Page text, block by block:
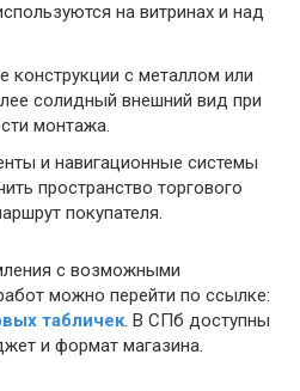
на витринах и над
конструкции с металлом или
солидный внешний вид при
монтажа.
и навигационные системы
пространство торгового
покупателя.
с возможными
можно перейти по ссылке:
табличек. В СПб доступны
и формат магазина.